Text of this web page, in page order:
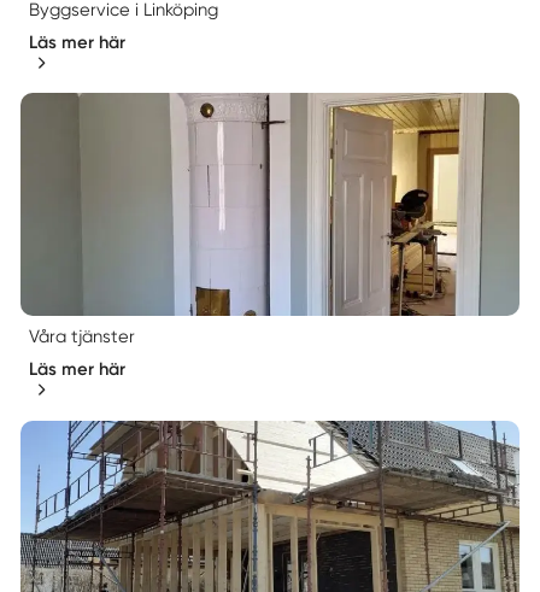
Byggservice i Linköping
Läs mer här
Våra tjänster
Läs mer här